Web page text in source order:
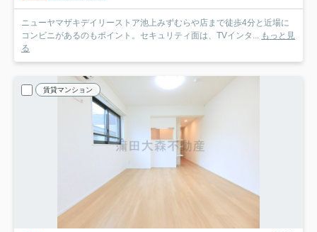
ニューヤマザキデイリーストア池上みずむらや店まで徒歩4分と近場に
コンビニがあるのもポイント。セキュリティ面は、TVインタ...
もっと見
る
賃貸マンション